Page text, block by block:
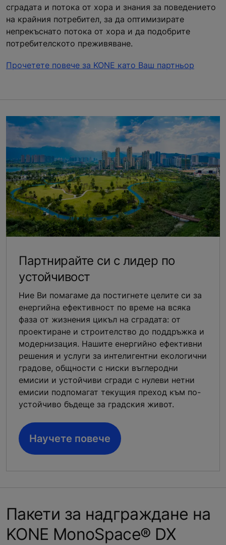
сградата и потока от хора и знания за поведението
на крайния потребител, за да оптимизирате
непрекъснато потока от хора и да подобрите
потребителското преживяване.
Прочетете повече за KONE като Ваш партньор
Партнирайте си с лидер по
устойчивост
Ние Ви помагаме да постигнете целите си за
енергийна ефективност по време на всяка
фаза от жизнения цикъл на сградата: от
проектиране и строителство до поддръжка и
модернизация. Нашите енергийно ефективни
решения и услуги за интелигентни екологични
градове, общности с ниски въглеродни
емисии и устойчиви сгради с нулеви нетни
емисии подпомагат текущия преход към по-
устойчиво бъдеще за градския живот.
Научете повече
Пакети за надграждане на
KONE MonoSpace® DX